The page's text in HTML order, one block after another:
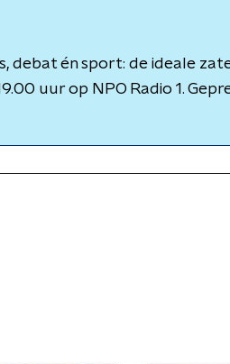
debat én sport: de ideale
uur op NPO Radio 1.